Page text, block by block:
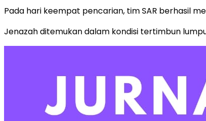
Pada hari keempat pencarian, tim SAR berhasil
Jenazah ditemukan dalam kondisi tertimbun